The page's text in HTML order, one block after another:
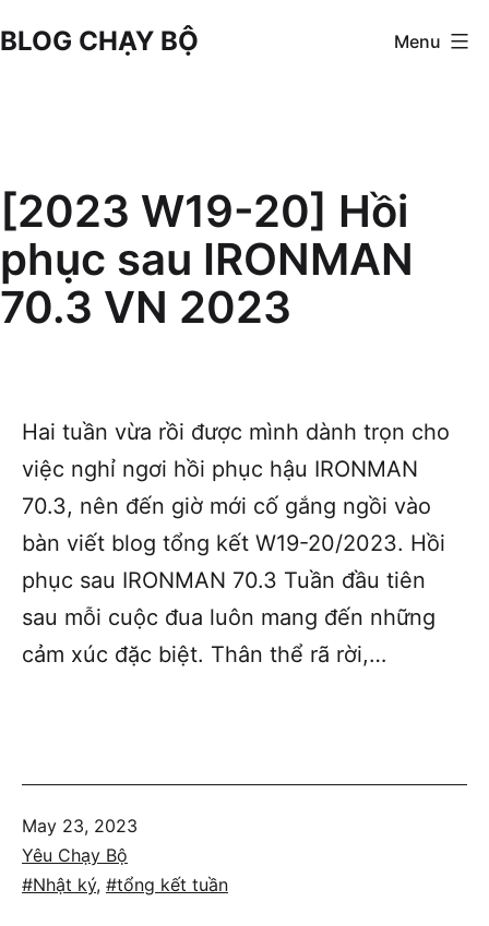
to
BLOG CHẠY BỘ Menu
[2023 W19-20] Hồi
phục sau IRONMAN
70.3 VN 2023
Hai tuần vừa rồi được mình dành trọn cho
việc nghỉ ngơi hồi phục hậu IRONMAN
70.3, nên đến giờ mới cố gắng ngồi vào
bàn viết blog tổng kết W19-20/2023. Hồi
phục sau IRONMAN 70.3 Tuần đầu tiên
sau mỗi cuộc đua luôn mang đến những
cảm xúc đặc biệt. Thân thể rã rời,…
Published
May 23, 2023
Categorized
as
Yêu Chạy Bộ
Tagged
Nhật ký, tổng kết tuần